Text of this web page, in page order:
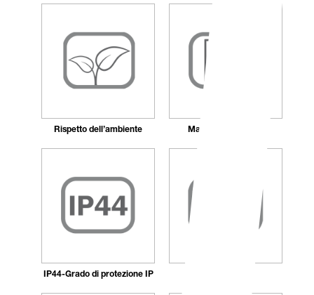
Rispetto dell’ambiente Marchio CLASSE II
IP44-Grado di protezione IP